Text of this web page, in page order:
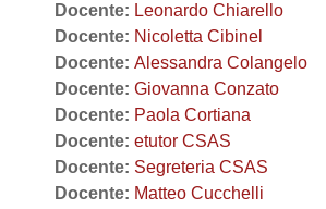
Docente: Leonardo Chiarello
Docente: Nicoletta Cibinel
Docente: Alessandra Colangelo
Docente: Giovanna Conzato
Docente: Paola Cortiana
Docente: etutor CSAS
Docente: Segreteria CSAS
Docente: Matteo Cucchelli